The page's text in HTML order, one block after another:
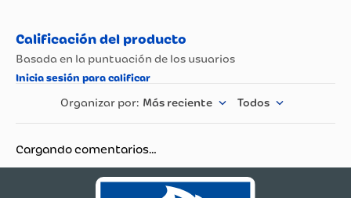
Más reciente Todos
Cargando comentarios…